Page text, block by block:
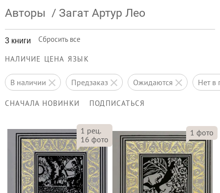
Авторы / Загат Артур Лео
3 книги Сбросить все
НАЛИЧИЕ ЦЕНА ЯЗЫК
в наличии предзаказ ожидаются нет
СНАЧАЛА НОВИНКИ ПОДПИСАТЬСЯ
1 рец.
16 фото
1 фото